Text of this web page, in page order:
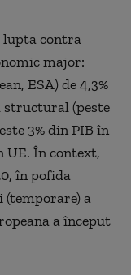
lupta contra
major:
ESA) de 4,3%
structural (peste
3% din PIB în
UE. În context,
în pofida
a
a început